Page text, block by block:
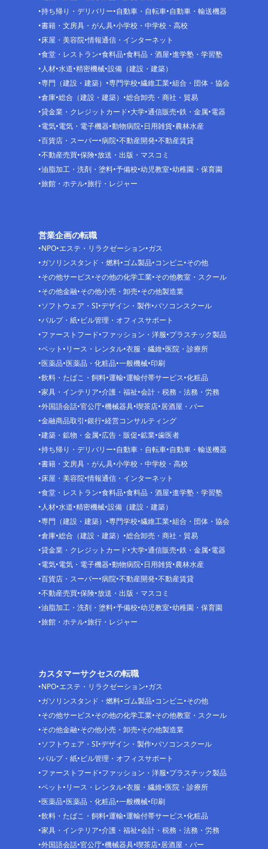
持ち帰り・デリバリー 自動車・自転車 自動車・輸送機器
書籍・文房具・がん具 小学校・中学校・高校
床屋・美容院 情報通信・インターネット
食堂・レストラン 食料品 食料品・酒屋 進学塾・学習塾
人材 水道 精密機械 設備（建設・建築）
専門（建設・建築）
専門学校 繊維工業 組合・団体・協会
倉庫 総合（建設・建築）
総合卸売・商社・貿易
貸金業・クレジットカード 大学 通信販売 鉄・金属 電器
電気 電気・電子機器 動物病院 日用雑貨 農林水産
百貨店・スーパー 病院 不動産開発 不動産賃貸
不動産売買 保険 放送・出版・マスコミ
油脂加工・洗剤・塗料 予備校 幼児教室 幼稚園・保育園
旅館・ホテル 旅行・レジャー
営業企画の転職
NPO エステ・リラクゼーション ガス
ガソリンスタンド・燃料 ゴム製品 コンビニ その他
その他サービス その他の化学工業 その他教室・スクール
その他金融 その他小売・卸売 その他製造業
ソフトウェア・SI デザイン・製作 パソコンスクール
パルプ・紙 ビル管理・オフィスサポート
ファーストフード ファッション・洋服 プラスチック製品
ペット リース・レンタル 衣服・繊維 医院・診療所
医薬品 医薬品・化粧品 一般機械 印刷
飲料・たばこ・飼料 運輸 運輸付帯サービス 化粧品
家具・インテリア 介護・福祉 会計・税務・法務・労務
外国語会話 官公庁 機械器具 喫茶店 居酒屋・バー
金融商品取引 銀行 経営コンサルティング
建築・鉱物・金属 広告・販促 鉱業 歯医者
持ち帰り・デリバリー 自動車・自転車 自動車・輸送機器
書籍・文房具・がん具 小学校・中学校・高校
床屋・美容院 情報通信・インターネット
食堂・レストラン 食料品 食料品・酒屋 進学塾・学習塾
人材 水道 精密機械 設備（建設・建築）
専門（建設・建築）
専門学校 繊維工業 組合・団体・協会
倉庫 総合（建設・建築）
総合卸売・商社・貿易
貸金業・クレジットカード 大学 通信販売 鉄・金属 電器
電気 電気・電子機器 動物病院 日用雑貨 農林水産
百貨店・スーパー 病院 不動産開発 不動産賃貸
不動産売買 保険 放送・出版・マスコミ
油脂加工・洗剤・塗料 予備校 幼児教室 幼稚園・保育園
旅館・ホテル 旅行・レジャー
カスタマーサクセスの転職
NPO エステ・リラクゼーション ガス
ガソリンスタンド・燃料 ゴム製品 コンビニ その他
その他サービス その他の化学工業 その他教室・スクール
その他金融 その他小売・卸売 その他製造業
ソフトウェア・SI デザイン・製作 パソコンスクール
パルプ・紙 ビル管理・オフィスサポート
ファーストフード ファッション・洋服 プラスチック製品
ペット リース・レンタル 衣服・繊維 医院・診療所
医薬品 医薬品・化粧品 一般機械 印刷
飲料・たばこ・飼料 運輸 運輸付帯サービス 化粧品
家具・インテリア 介護・福祉 会計・税務・法務・労務
外国語会話 官公庁 機械器具 喫茶店 居酒屋・バー